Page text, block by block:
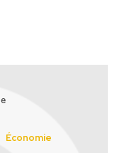
Économie